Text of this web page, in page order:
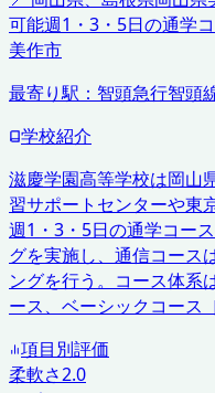
可能週1・3・5日の通学
美作市
最寄り駅： 智頭急行智頭
学校紹介
滋慶学園高等学校は岡山
習サポートセンターや東
週1・3・5日の通学コー
グを実施し、通信コース
ングを行う。コース体系
ース、ベーシックコース
項目別評価
柔軟さ2.0